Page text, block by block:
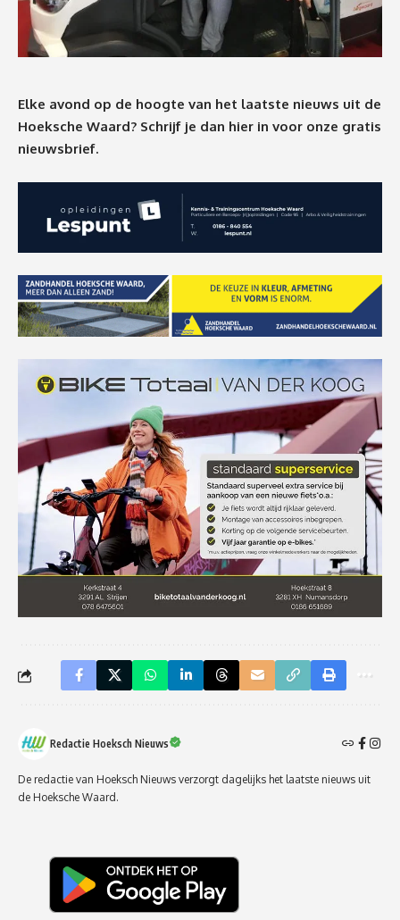
Elke avond op de hoogte van het laatste nieuws uit de
Hoeksche Waard? Schrijf je dan hier in voor onze gratis
nieuwsbrief.
Redactie Hoeksch Nieuws
De redactie van Hoeksch Nieuws verzorgt dagelijks het laatste nieuws uit
de Hoeksche Waard.